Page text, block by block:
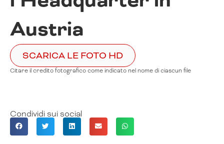
Austria
SCARICA LE FOTO HD
Citare il credito fotografico come indicato nel nome di ciascun file
Condividi sui social